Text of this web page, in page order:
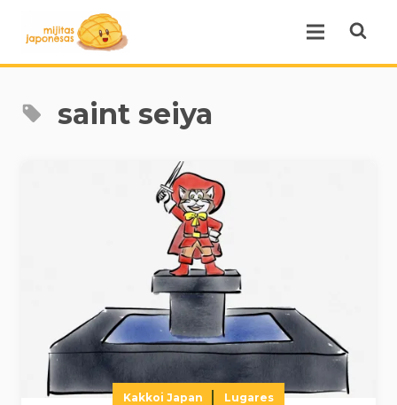
Open menu.
Open
saint seiya
Kakkoi Japan Lugares